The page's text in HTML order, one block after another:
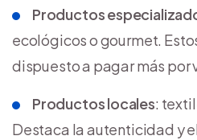
Productos
ecológicos o gourmet.
dispuesto a pagar más por
Productos locales:
Destaca la autenticidad y